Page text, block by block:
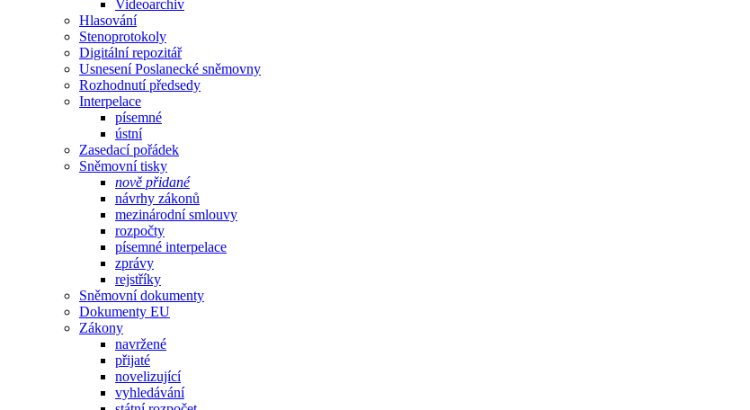
Videoarchiv
Hlasování
Stenoprotokoly
Digitální repozitář
Usnesení Poslanecké sněmovny
Rozhodnutí předsedy
Interpelace
písemné
ústní
Zasedací pořádek
Sněmovní tisky
nově přidané
návrhy zákonů
mezinárodní smlouvy
rozpočty
písemné interpelace
zprávy
rejstříky
Sněmovní dokumenty
Dokumenty EU
Zákony
navržené
přijaté
novelizující
vyhledávání